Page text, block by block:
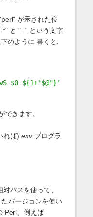
が示された位
*" と "- " という文字
のように 書くと:
$0 ${1+"$@"}'
できます。
れば) envプログラ
パスを使って、
バージョンを使い
Perl、例えば